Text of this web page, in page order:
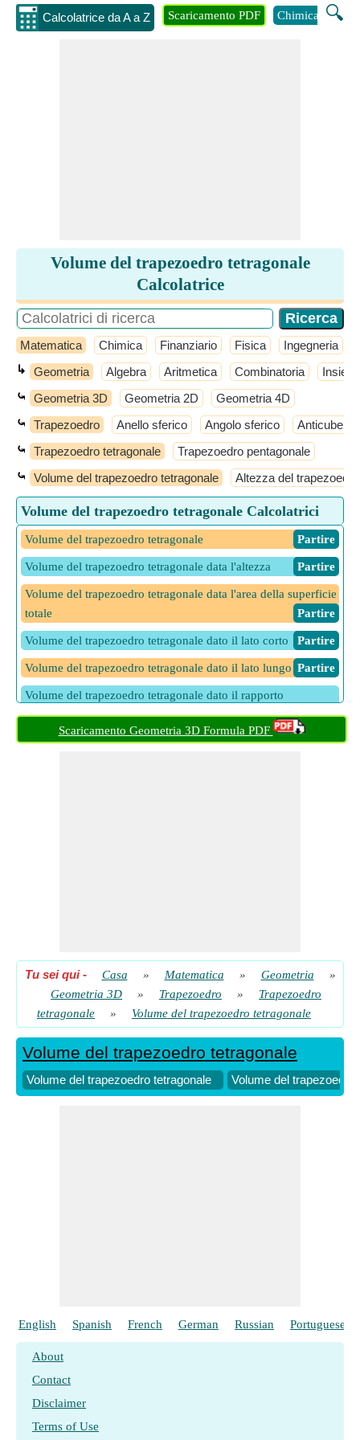
Calcolatrice da A a Z 🔍
Scaricamento PDF Chimica
Volume del trapezoedro tetragonale
Calcolatrice
Matematica Chimica Finanziario Fisica Ingegneria
↳ Geometria Algebra Aritmetica Combinatoria
⤿ Geometria 3D Geometria 2D Geometria 4D
⤿ Trapezoedro Anello sferico Angolo sferico Anticube
⤿ Trapezoedro tetragonale Trapezoedro pentagonale
⤿ Volume del trapezoedro tetragonale Altezza del
Volume del trapezoedro tetragonale Calcolatrici
Volume del trapezoedro tetragonale ​ Partire
Volume del trapezoedro tetragonale data l'altezza ​ Partire
Volume del trapezoedro tetragonale data l'area della superficie
totale
​ Partire
Volume del trapezoedro tetragonale dato il lato corto ​ Partire
Volume del trapezoedro tetragonale dato il lato lungo ​ Partire
Volume del trapezoedro tetragonale dato il rapporto
superficie/volume
​ Partire
Scaricamento Geometria 3D Formula PDF
Tu sei qui- Casa » Matematica » Geometria
»
Geometria 3D
» Trapezoedro »
Trapezoedro
tetragonale
» Volume del trapezoedro tetragonale
Volume del trapezoedro tetragonale
Volume del trapezoedro tetragonale Volume del
English Spanish French German Russian Portuguese
About
Contact
Disclaimer
Terms of Use